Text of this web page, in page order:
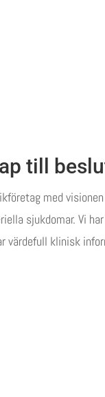
till
med
sjukdomar. Vi
värdefull klinisk